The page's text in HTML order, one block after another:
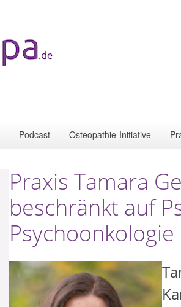
Podcast Osteopathie-Initiative
Praxis Tamara
beschränkt auf